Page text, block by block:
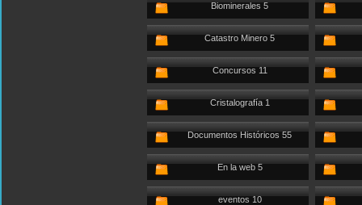
Biominerales 5
Catastro Minero 5
Concursos 11
Cristalografía 1
Documentos Históricos 55
En la web 5
eventos 10